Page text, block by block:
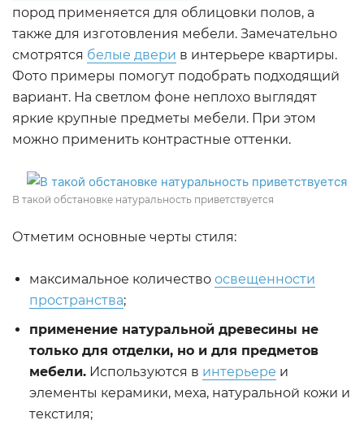
пород применяется для облицовки полов, а
также для изготовления мебели. Замечательно
смотрятся белые двери в интерьере квартиры.
Фото примеры помогут подобрать подходящий
вариант. На светлом фоне неплохо выглядят
яркие крупные предметы мебели. При этом
можно применить контрастные оттенки.
В такой обстановке натуральность приветствуется
Отметим основные черты стиля:
максимальное количество освещенности
пространства;
применение натуральной древесины не
только для отделки, но и для предметов
мебели. Используются в интерьере и
элементы керамики, меха, натуральной кожи и
текстиля;